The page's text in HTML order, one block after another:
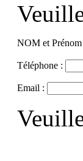
NOM et
Téléphone :
Email :